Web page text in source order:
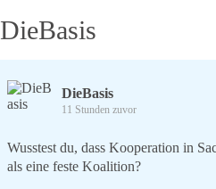
DieBasis
DieBasis
11 Stunden zuvor
Wusstest du, dass Kooperation in
als eine feste Koalition?